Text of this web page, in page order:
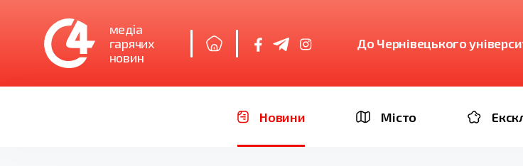
медіа
гарячих
новин
До Чернівецького
Новини Місто